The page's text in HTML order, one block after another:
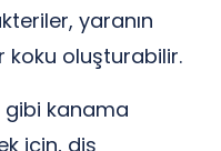
yaranın
koku oluşturabilir.
gibi kanama
için, diş